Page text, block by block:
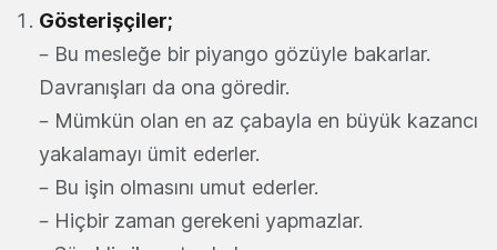
Gösterişçiler;
– Bu mesleğe bir piyango gözüyle bakarlar.
Davranışları da ona göredir.
– Mümkün olan en az çabayla en büyük kazancı
yakalamayı ümit ederler.
– Bu işin olmasını umut ederler.
– Hiçbir zaman gerekeni yapmazlar.